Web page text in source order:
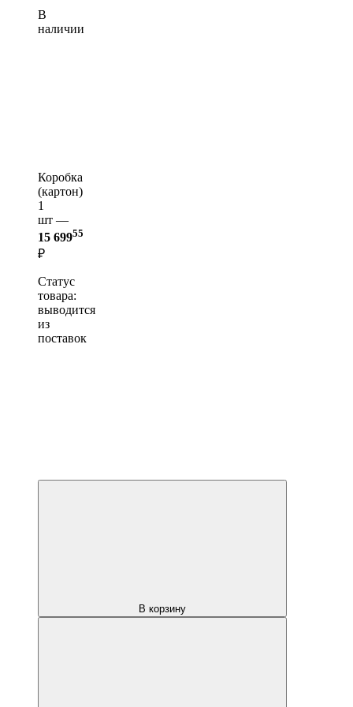
В
наличии
Коробка
(картон)
1
шт —
15 69955
₽
Статус
товара:
выводится
из
поставок
В корзину